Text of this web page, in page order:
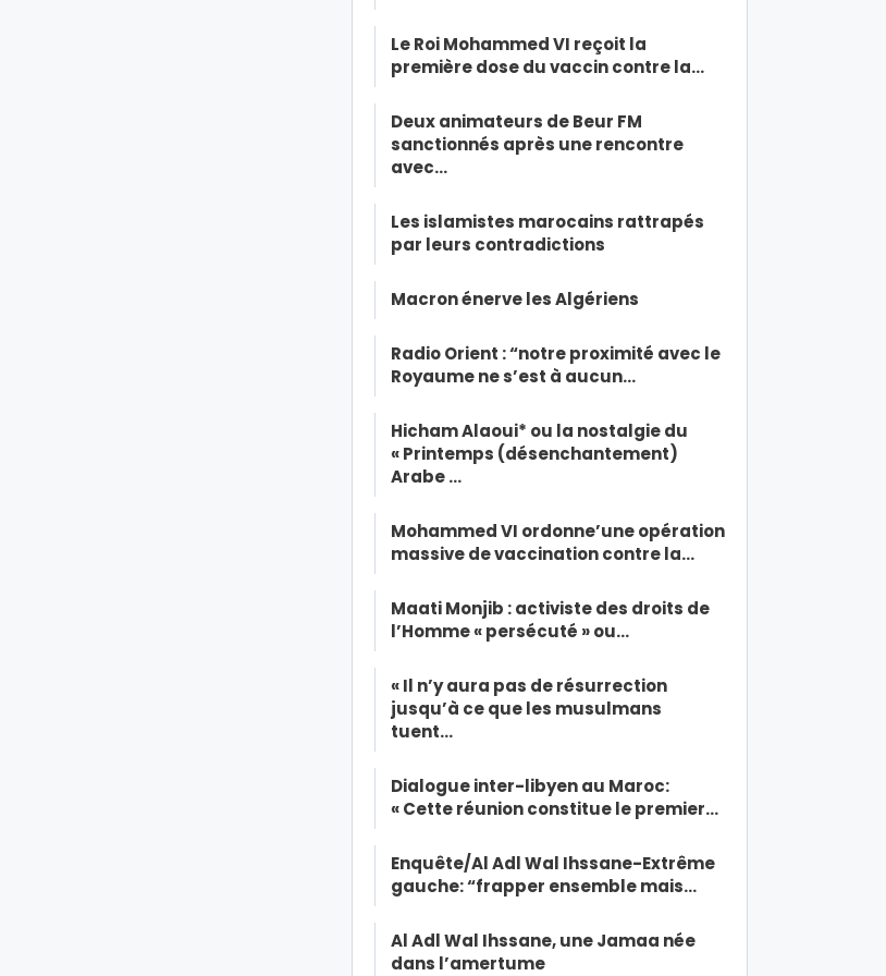
Le Roi Mohammed VI reçoit la
première dose du vaccin contre la…
Deux animateurs de Beur FM
sanctionnés après une rencontre
avec…
Les islamistes marocains rattrapés
par leurs contradictions
Macron énerve les Algériens
Radio Orient : “notre proximité avec le
Royaume ne s’est à aucun…
Hicham Alaoui* ou la nostalgie du
« Printemps (désenchantement)
Arabe …
Mohammed VI ordonne’une opération
massive de vaccination contre la…
Maati Monjib : activiste des droits de
l’Homme « persécuté » ou…
« Il n’y aura pas de résurrection
jusqu’à ce que les musulmans
tuent…
Dialogue inter-libyen au Maroc:
« Cette réunion constitue le premier…
Enquête/Al Adl Wal Ihssane-Extrême
gauche: “frapper ensemble mais…
Al Adl Wal Ihssane, une Jamaa née
dans l’amertume